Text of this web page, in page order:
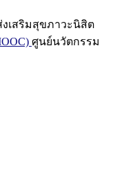
เสริมสุขภาวะนิสิต
ศูนย์นวัตกรรม